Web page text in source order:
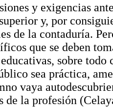
y exigencias
y, por
de la contaduría.
que se deben
sobre
sea práctica,
vaya
de la profesión